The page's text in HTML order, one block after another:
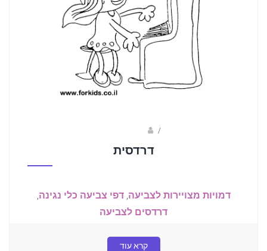
/
דרדסית
דמויות מצויירות לצביעה,דפי צביעה כלי נגינה,
דרדסים לצביעה
קרא עוד